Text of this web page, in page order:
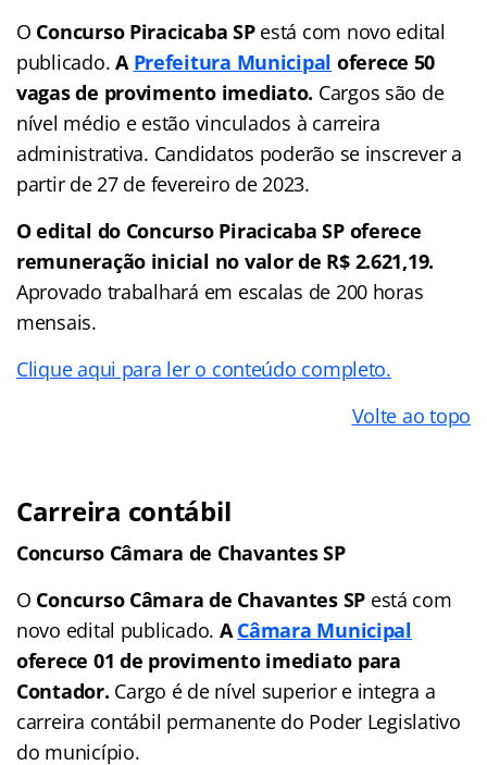
O Concurso Piracicaba SP está com novo edital
publicado. A Prefeitura Municipal oferece 50
vagas de provimento imediato. Cargos são de
nível médio e estão vinculados à carreira
administrativa. Candidatos poderão se inscrever a
partir de 27 de fevereiro de 2023.
O edital do Concurso Piracicaba SP oferece
remuneração inicial no valor de R$ 2.621,19.
Aprovado trabalhará em escalas de 200 horas
mensais.
Clique aqui para ler o conteúdo completo.
Volte ao topo
Carreira contábil
Concurso Câmara de Chavantes SP
O Concurso Câmara de Chavantes SP está com
novo edital publicado. ACâmara Municipal
oferece 01 de provimento imediato para
Contador. Cargo é de nível superior e integra a
carreira contábil permanente do Poder Legislativo
do município.